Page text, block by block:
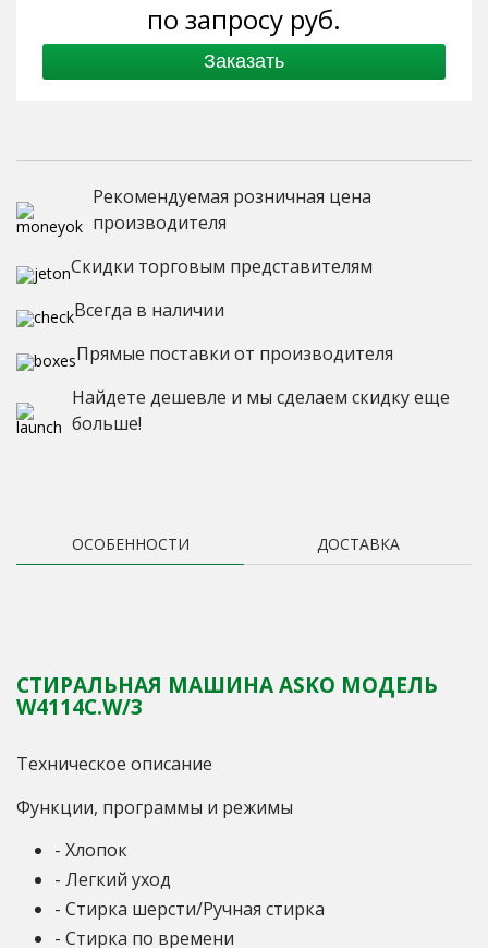
по запросу руб.
Заказать
Рекомендуемая розничная цена
производителя
Скидки торговым представителям
Всегда в наличии
Прямые поставки от производителя
Найдете дешевле и мы сделаем скидку еще
больше!
ОСОБЕННОСТИ ДОСТАВКА
СТИРАЛЬНАЯ МАШИНА ASKO МОДЕЛЬ
W4114C.W/3
Техническое описание
Функции, программы и режимы
- Хлопок
- Легкий уход
- Стирка шерсти/Ручная стирка
- Стирка по времени